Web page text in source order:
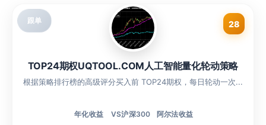
跟单 28
TOP24期权UQTOOL.COM人工智能量化轮动策略
根据策略排行榜的高级评分买入前 TOP24期权，每日轮动一次...
年化收益 VS沪深300 阿尔法收益